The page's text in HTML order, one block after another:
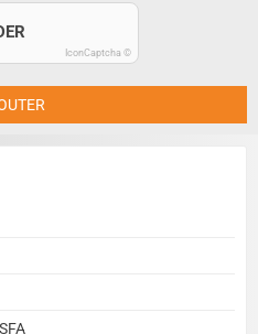
IconCaptcha ©